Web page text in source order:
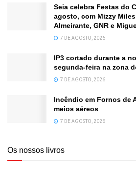
Seia celebra Festas do
agosto, com Mizzy
Almeirante, GNR e
7 DE AGOSTO, 2026
IP3 cortado durante a
segunda-feira na zona
7 DE AGOSTO, 2026
Incêndio em Fornos de
meios aéreos
7 DE AGOSTO, 2026
Os nossos livros